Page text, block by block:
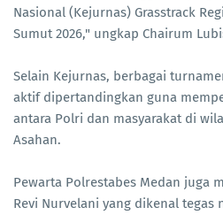
Nasional (Kejurnas) Grasstrack
Sumut 2026," ungkap Chairum
Selain Kejurnas, berbagai
aktif dipertandingkan guna
antara Polri dan masyarakat di
Asahan.
Pewarta Polrestabes Medan juga
Revi Nurvelani yang dikenal tegas